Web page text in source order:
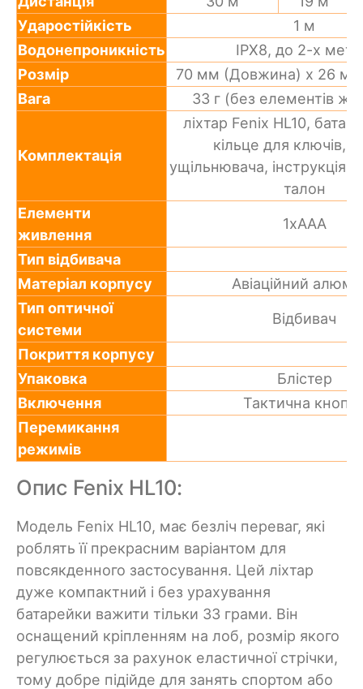
Ударостійкість
1 м
Водонепроникність
IPX8, до 2-х
Розмір
70 мм (Довжина) x 26
Вага
33 г (без елементів
Комплектація
ліхтар Fenix HL10,
кільце для ключів,
ущільнювача, інструкція,
талон
Елементи
живлення
1xAAA
Тип відбивача
Матеріал корпусу
Авіаційний
Тип оптичної
системи
Відбивач
Покриття корпусу
Упаковка
Блістер
Включення
Тактична
Перемикання
режимів
Опис Fenix HL10:
Модель Fenix HL10, має безліч переваг, які
роблять її прекрасним варіантом для
повсякденного застосування. Цей ліхтар
дуже компактний і без урахування
батарейки важити тільки 33 грами. Він
оснащений кріпленням на лоб, розмір якого
регулюється за рахунок еластичної стрічки,
тому добре підійде для занять спортом або